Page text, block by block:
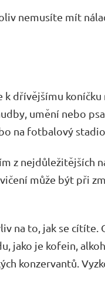
nemusíte mít
dřívějšímu koníčku
umění nebo
na fotbalový
z nejdůležitějších
může být při
na to, jak se cítíte.
jako je kofein,
konzervantů.